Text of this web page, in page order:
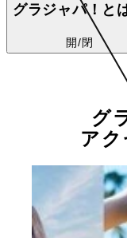
グラジャパ！と
開/閉
グ
ア